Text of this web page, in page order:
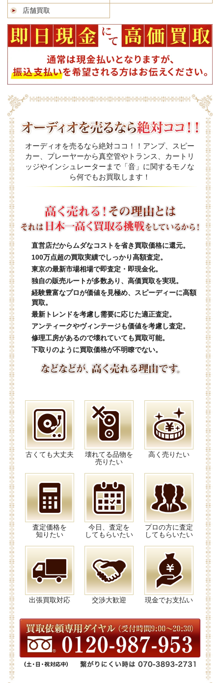
店舗買取
オーディオを売るなら絶対ココ！！アンプ、スピー
カー、プレーヤーから真空管やトランス、カートリ
ッジやインシュレーターまで「音」に関するモノな
ら何でもお買取します！
直営店だからムダなコストを省き買取価格に還元。
100万点超の買取実績でしっかり高額査定。
東京の最新市場相場で即査定・即現金化。
独自の販売ルートが多数あり、高価買取を実現。
経験豊富なプロが価値を見極め、スピーディーに高額
買取。
最新トレンドを考慮し需要に応じた適正査定。
アンティークやヴィンテージも価値を考慮し査定。
修理工房があるので壊れていても買取可能。
下取りのように買取価格が不明瞭でない。
古くても大丈夫
壊れてる品物を
売りたい
高く売りたい
査定価格を
知りたい
今日、査定を
してもらいたい
プロの方に査定
してもらいたい
出張買取対応 交渉大歓迎 現金でお支払い